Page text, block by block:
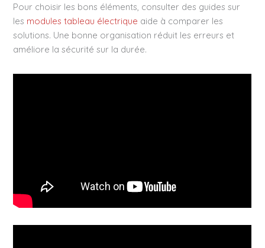
Pour choisir les bons éléments, consulter des guides sur
les modules tableau électrique aide à comparer les
solutions. Une bonne organisation réduit les erreurs et
améliore la sécurité sur la durée.